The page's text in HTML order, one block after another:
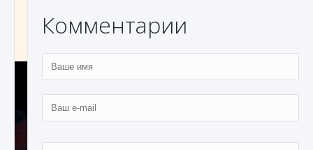
которая не работает
Комментарии